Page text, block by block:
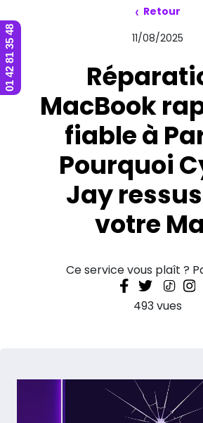
‹ Retour
11/08/2025
MacBook
fiable à
Pourquoi
Jay
votre
Ce service vous plaît ?
493 vues
01 42 81 35 48